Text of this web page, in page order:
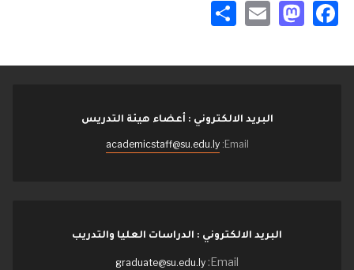
Facebook
Mastodon
Email
البريد الالكتروني : أعضاء هيئة التدريس
Email:
academicstaff@su.edu.ly
البريد الالكتروني : الدراسات العليا والتدريب
Email:
graduate@su.edu.ly